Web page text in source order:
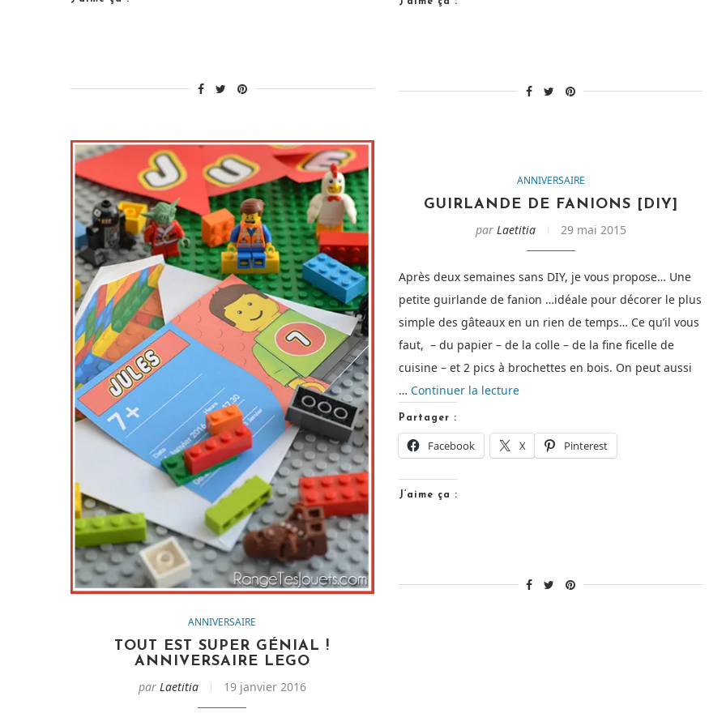
ANNIVERSAIRE
TOUT EST SUPER GÉNIAL !
ANNIVERSAIRE LEGO
par Laetitia 19 janvier 2016
ANNIVERSAIRE
GUIRLANDE DE FANIONS [DIY]
par Laetitia 29 mai 2015
Après deux semaines sans DIY, je vous propose… Une
petite guirlande de fanion …idéale pour décorer le plus
simple des gâteaux en un rien de temps… Ce qu’il vous
faut, – du papier – de la colle – de la fine ficelle de
cuisine – et 2 pics à brochettes en bois. On peut aussi
… Continuer la lecturede
de
Fanions
Partager :
Facebook X Pinterest
J’aime ça :